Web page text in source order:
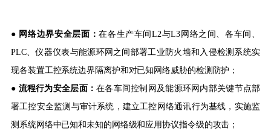
● 网络边界安全层面：在各生产车间L2与L3网络之间、各车间、
PLC、仪器仪表与能源环网之间部署工业防火墙和入侵检测系统实
现各装置工控系统边界隔离护和对已知网络威胁的检测防护；
● 流程行为安全层面：在各车间控制网及能源环网内部关键节点部
署工控安全监测与审计系统，建立工控网络通讯行为基线，实施监
测系统网络中已知和未知的网络级和应用协议指令级的攻击；